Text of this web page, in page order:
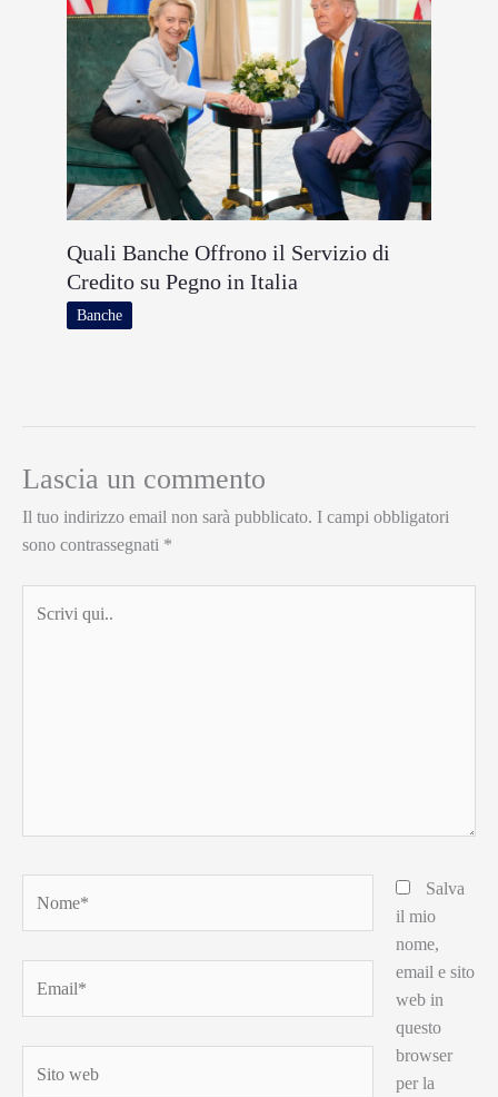
Quali Banche Offrono il Servizio di
Credito su Pegno in Italia
Banche
Lascia un commento
Il tuo indirizzo email non sarà pubblicato. I campi obbligatori
sono contrassegnati *
qui..
web
Salva
il mio
nome,
email e sito
web in
questo
browser
per la